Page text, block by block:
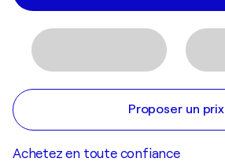
Proposer un prix
Achetez en toute confiance